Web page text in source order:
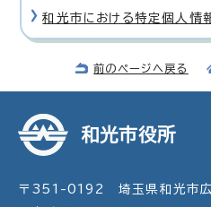
和光市における特定個人情
前のページへ戻る
和光市役所
〒351-0192 埼玉県和光市